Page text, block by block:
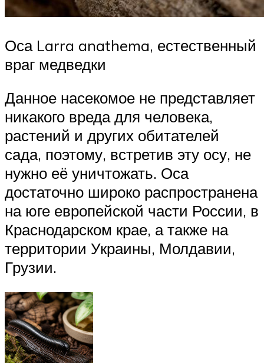
Оса Larra anathema, естественный
враг медведки
Данное насекомое не представляет
никакого вреда для человека,
растений и других обитателей
сада, поэтому, встретив эту осу, не
нужно её уничтожать. Оса
достаточно широко распространена
на юге европейской части России, в
Краснодарском крае, а также на
территории Украины, Молдавии,
Грузии.